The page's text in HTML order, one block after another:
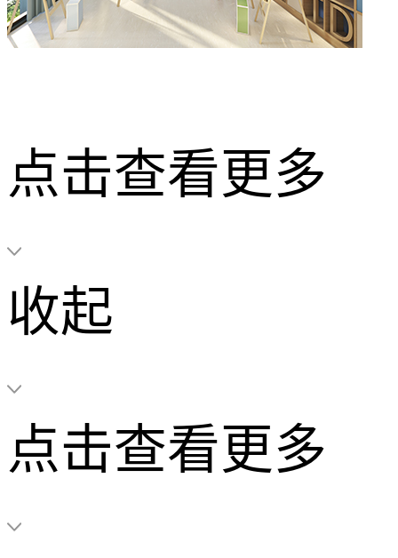
点击查看更多
收起
点击查看更多